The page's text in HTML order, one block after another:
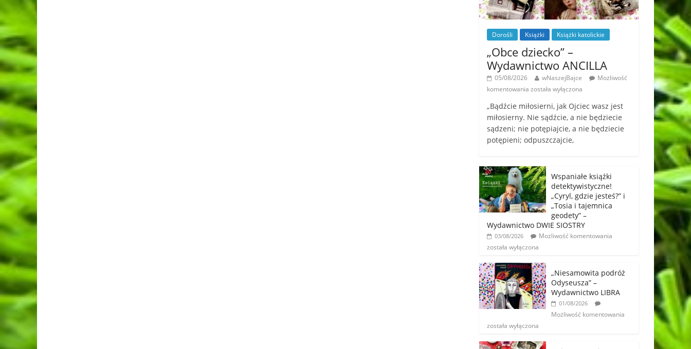
Dorośli Książki Książki katolickie
„Obce dziecko” –
Wydawnictwo ANCILLA
05/08/2026 wNaszejBajce
Możliwość
komentowania została wyłączona
„Bądźcie miłosierni, jak Ojciec wasz jest
miłosierny. Nie sądźcie, a nie będziecie
sądzeni; nie potępiajcie, a nie będziecie
potępieni; odpuszczajcie,
Wspaniałe książki
detektywistyczne!
„Cyryl, gdzie jesteś?” i
„Tosia i tajemnica
geodety” –
Wydawnictwo DWIE SIOSTRY
03/08/2026
Możliwość komentowania
została wyłączona
„Niesamowita podróż
Odyseusza” –
Wydawnictwo LIBRA
01/08/2026
Możliwość komentowania
została wyłączona